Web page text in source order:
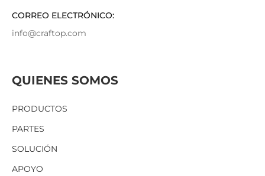
QUIENES SOMOS
PRODUCTOS
PARTES
SOLUCIÓN
APOYO
CORREO ELECTRÓNICO:
info@craftop.com